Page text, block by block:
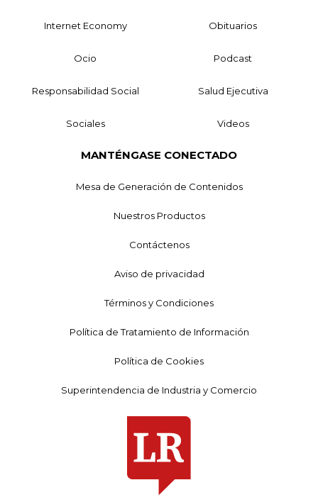
Internet Economy Obituarios
Ocio Podcast
Responsabilidad Social Salud Ejecutiva
Sociales Videos
MANTÉNGASE CONECTADO
Mesa de Generación de Contenidos
Nuestros Productos
Contáctenos
Aviso de privacidad
Términos y Condiciones
Política de Tratamiento de Información
Política de Cookies
Superintendencia de Industria y Comercio